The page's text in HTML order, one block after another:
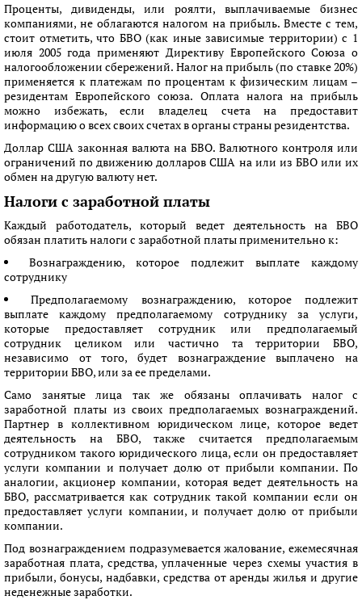
Проценты, дивиденды, или роялти, выплачиваемые бизнес
компаниями, не облагаются налогом на прибыль. Вместе с тем,
стоит отметить, что БВО (как иные зависимые территории) с 1
июля 2005 года применяют Директиву Европейского Союза о
налогообложении сбережений. Налог на прибыль (по ставке 20%)
применяется к платежам по процентам к физическим лицам –
резидентам Европейского союза. Оплата налога на прибыль
можно избежать, если владелец счета на предоставит
информацию о всех своих счетах в органы страны резидентства.
Доллар США законная валюта на БВО. Валютного контроля или
ограничений по движению долларов США на или из БВО или их
обмен на другую валюту нет.
Налоги с заработной платы
Каждый работодатель, который ведет деятельность на БВО
обязан платить налоги с заработной платы применительно к:
Вознаграждению, которое подлежит выплате каждому
сотруднику
Предполагаемому вознаграждению, которое подлежит
выплате каждому предполагаемому сотруднику за услуги,
которые предоставляет сотрудник или предполагаемый
сотрудник целиком или частично та территории БВО,
независимо от того, будет вознаграждение выплачено на
территории БВО, или за ее пределами.
Само занятые лица так же обязаны оплачивать налог с
заработной платы из своих предполагаемых вознаграждений.
Партнер в коллективном юридическом лице, которое ведет
деятельность на БВО, также считается предполагаемым
сотрудником такого юридического лица, если он предоставляет
услуги компании и получает долю от прибыли компании. По
аналогии, акционер компании, которая ведет деятельность на
БВО, рассматривается как сотрудник такой компании если он
предоставляет услуги компании, и получает долю от прибыли
компании.
Под вознаграждением подразумевается жалование, ежемесячная
заработная плата, средства, уплаченные через схемы участия в
прибыли, бонусы, надбавки, средства от аренды жилья и другие
неденежные заработки.